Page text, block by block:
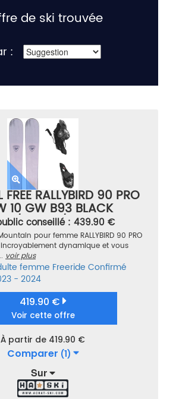
de ski trouvée
:
RALLYBIRD 90 PRO
10 GW B93 BLACK
VIOLET/ROSE TAILLE
conseillé : 439.90 €
pour femme RALLYBIRD 90 PRO
incroyablement dynamique et vous
voir plus
femme Freeride Confirmé
- 2024
419.90 €
Voir cette offre
À partir de 419.90 €
Comparer (1)
Sur